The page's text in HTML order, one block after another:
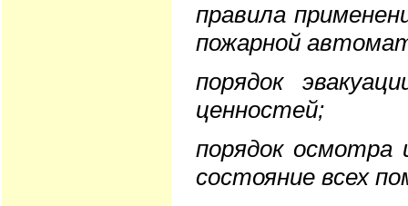
правила
пожарной
порядок
ценностей;
порядок осмотра
состояние всех